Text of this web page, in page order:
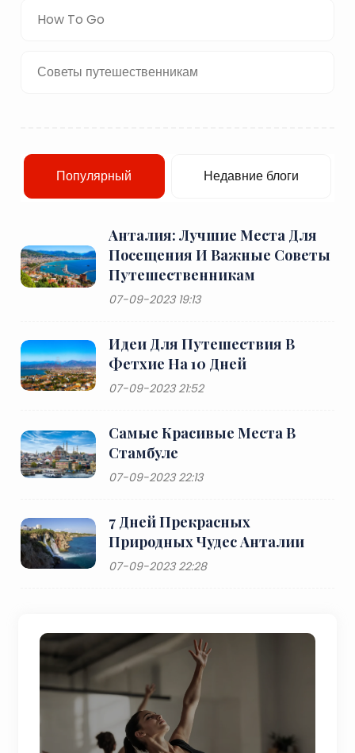
How To Go
Советы путешественникам
Популярный Недавние блоги
Анталия: Лучшие Места Для
Посещения И Важные Советы
Путешественникам
07-09-2023 19:13
Идеи Для Путешествия В
Фетхие На 10 Дней
07-09-2023 21:52
Самые Красивые Места В
Стамбуле
07-09-2023 22:13
7 Дней Прекрасных
Природных Чудес Анталии
07-09-2023 22:28